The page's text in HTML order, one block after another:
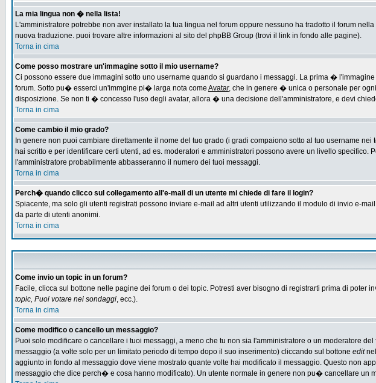
La mia lingua non � nella lista!
L'amministratore potrebbe non aver installato la tua lingua nel forum oppure nessuno ha tradotto il forum
nuova traduzione. puoi trovare altre informazioni al sito del phpBB Group (trovi il link in fondo alle pagine).
Torna in cima
Come posso mostrare un'immagine sotto il mio username?
Ci possono essere due immagini sotto uno username quando si guardano i messaggi. La prima �
forum. Sotto pu� esserci un'immgine pi� larga nota come Avatar, che in genere � unica o personale per
disposizione. Se non ti � concesso l'uso degli avatar, allora � una decisione dell'amministratore, e devi
Torna in cima
Come cambio il mio grado?
In genere non puoi cambiare direttamente il nome del tuo grado (i gradi compaiono sotto al tuo username
hai scritto e per identificare certi utenti, ad es. moderatori e amministratori possono avere un livello
l'amministratore probabilmente abbasseranno il numero dei tuoi messaggi.
Torna in cima
Perch� quando clicco sul collegamento all'e-mail di un utente mi chiede di fare il login?
Spiacente, ma solo gli utenti registrati possono inviare e-mail ad altri utenti utilizzando il modulo di invio e-
da parte di utenti anonimi.
Torna in cima
Come invio un topic in un forum?
Facile, clicca sul bottone nelle pagine dei forum o dei topic. Potresti aver bisogno di registrarti prima di
topic, Puoi votare nei sondaggi, ecc.).
Torna in cima
Come modifico o cancello un messaggio?
Puoi solo modificare o cancellare i tuoi messaggi, a meno che tu non sia l'amministratore o un moderatore
messaggio (a volte solo per un limitato periodo di tempo dopo il suo inserimento) cliccando sul bottone editnel
aggiunto in fondo al messaggio dove viene mostrato quante volte hai modificato il messaggio. Questo non
messaggio che dice perch� e cosa hanno modificato). Un utente normale in genere non pu� cancellare un